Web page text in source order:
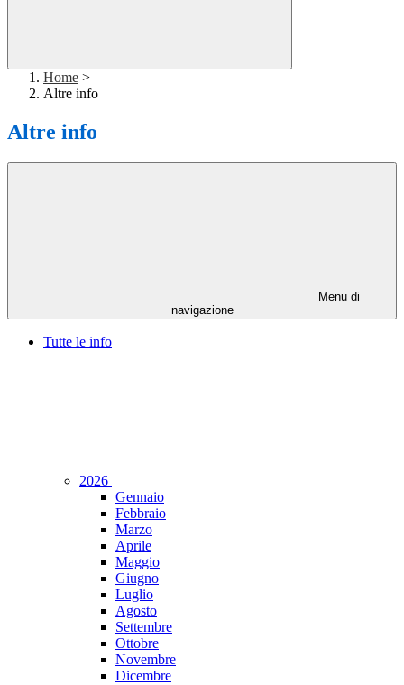
Home >
Altre info
Altre info
Menu di
navigazione
Tutte le info
2026
Gennaio
Febbraio
Marzo
Aprile
Maggio
Giugno
Luglio
Agosto
Settembre
Ottobre
Novembre
Dicembre